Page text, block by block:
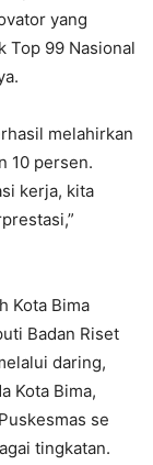
yang
Top 99 Nasional
melahirkan
10 persen.
kerja, kita
Kota Bima
Badan Riset
daring,
Kota Bima,
se
tingkatan.